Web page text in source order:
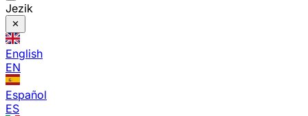
Jezik
English
EN
Español
ES